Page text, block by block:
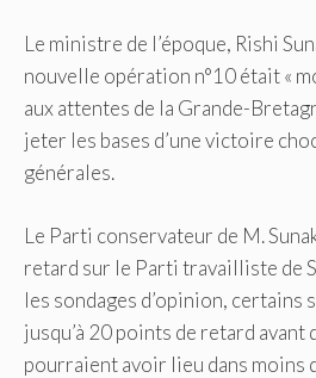
Le ministre de l’époque, Rishi
nouvelle opération n°10 était «
aux attentes de la Grande-
jeter les bases d’une victoire
générales.
Le Parti conservateur de M.
retard sur le Parti travailliste de
les sondages d’opinion, certains
jusqu’à 20 points de retard avant
pourraient avoir lieu dans moins